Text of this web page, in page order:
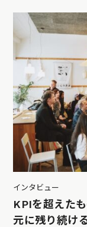
インタビュー
KPIを超えた
元に残り続け